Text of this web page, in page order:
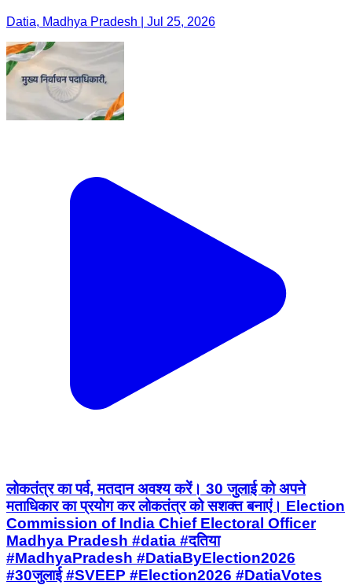
Datia, Madhya Pradesh | Jul 25, 2026
लोकतंत्र का पर्व, मतदान अवश्य करें। 30 जुलाई को अपने
मताधिकार का प्रयोग कर लोकतंत्र को सशक्त बनाएं। Election
Commission of India Chief Electoral Officer
Madhya Pradesh #datia #दतिया
#MadhyaPradesh #DatiaByElection2026
#30जुलाई #SVEEP #Election2026 #DatiaVotes